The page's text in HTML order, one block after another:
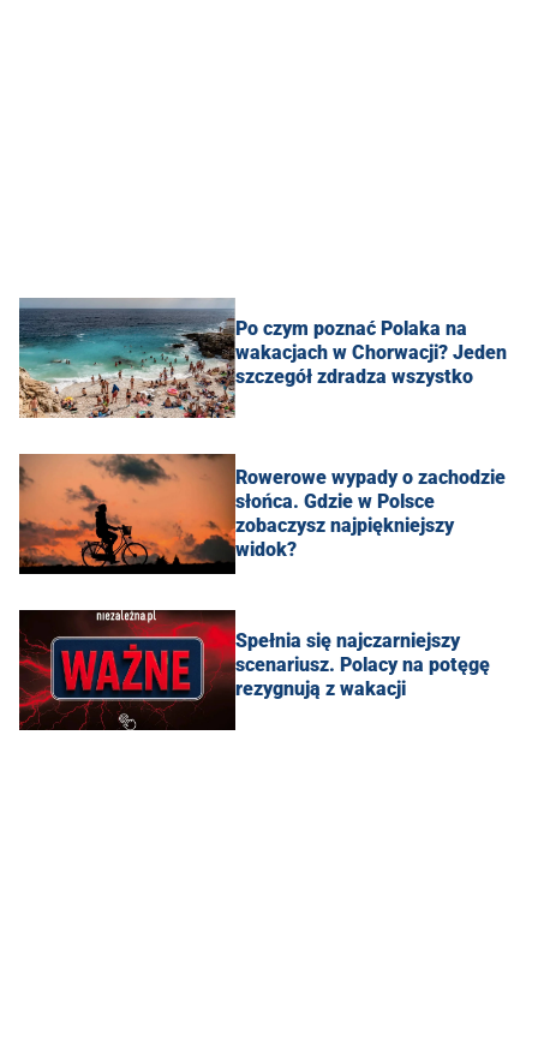
Po czym poznać Polaka na
wakacjach w Chorwacji? Jeden
szczegół zdradza wszystko
Rowerowe wypady o zachodzie
słońca. Gdzie w Polsce
zobaczysz najpiękniejszy
widok?
Spełnia się najczarniejszy
scenariusz. Polacy na potęgę
rezygnują z wakacji